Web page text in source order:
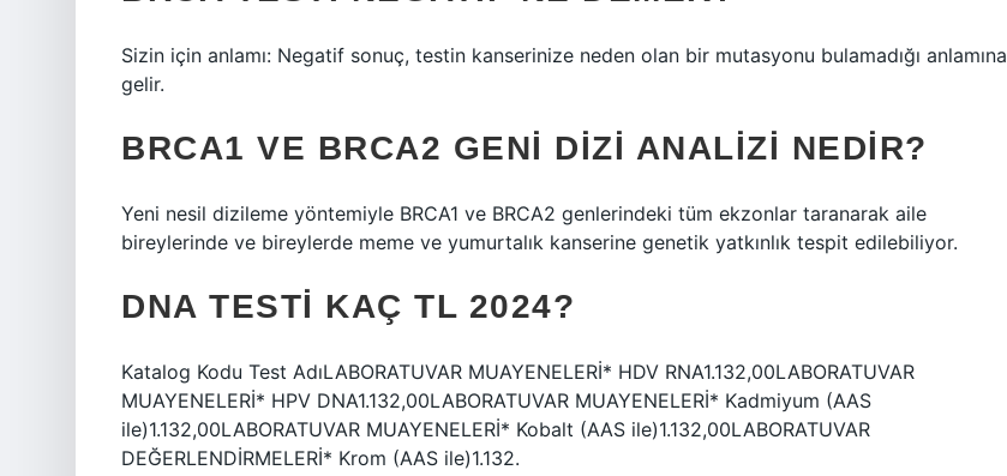
Sizin için anlamı: Negatif sonuç, testin kanserinize neden olan bir mutasyonu bulamadığı anlamına
gelir.
BRCA1 VE BRCA2 GENI DIZI ANALIZI NEDIR?
Yeni nesil dizileme yöntemiyle BRCA1 ve BRCA2 genlerindeki tüm ekzonlar taranarak aile
bireylerinde ve bireylerde meme ve yumurtalık kanserine genetik yatkınlık tespit edilebiliyor.
DNA TESTI KAÇ TL 2024?
Katalog Kodu Test AdıLABORATUVAR MUAYENELERİ* HDV RNA1.132,00LABORATUVAR
MUAYENELERİ* HPV DNA1.132,00LABORATUVAR MUAYENELERİ* Kadmiyum (AAS
ile)1.132,00LABORATUVAR MUAYENELERİ* Kobalt (AAS ile)1.132,00LABORATUVAR
DEĞERLENDİRMELERİ* Krom (AAS ile)1.132.